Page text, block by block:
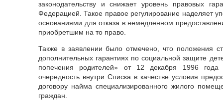
законодательству и снижает уровень правовых
Федерацией. Такое правое регулирование наделяет
основаниями для отказа в немедленном
приобретшим на то право.
Также в заявлении было отмечено, что положения
дополнительных гарантиях по социальной защите
попечения родителей» от 12 декабря 1996
очередность внутри Списка в качестве условия
договору найма специализированного жилого
граждан.